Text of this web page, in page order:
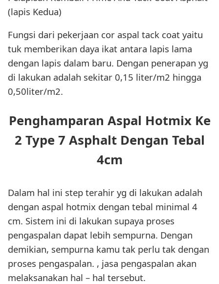
(lapis Kedua)
Fungsi dari pekerjaan cor aspal tack coat yaitu
tuk memberikan daya ikat antara lapis lama
dengan lapis dalam baru. Dengan penerapan yg
di lakukan adalah sekitar 0,15 liter/m2 hingga
0,50liter/m2.
Penghamparan Aspal Hotmix Ke
2 Type 7 Asphalt Dengan Tebal
4cm
Dalam hal ini step terahir yg di lakukan adalah
dengan aspal hotmix dengan tebal minimal 4
cm. Sistem ini di lakukan supaya proses
pengaspalan dapat lebih sempurna. Dengan
demikian, sempurna kamu tak perlu tak dengan
proses pengaspalan. , jasa pengaspalan akan
melaksanakan hal – hal tersebut.